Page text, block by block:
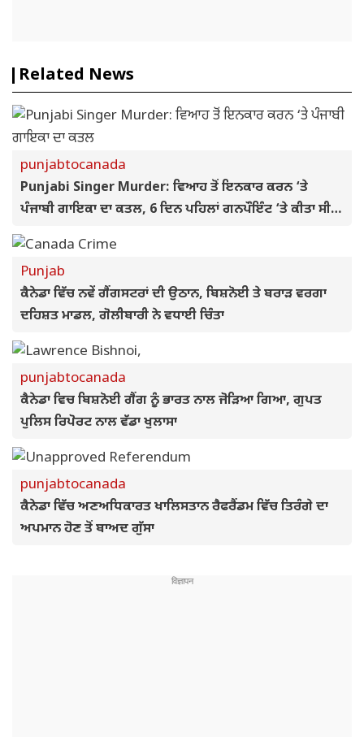
Related News
punjabtocanada
Punjabi Singer Murder: ਵਿਆਹ ਤੋਂ ਇਨਕਾਰ ਕਰਨ ‘ਤੇ
ਪੰਜਾਬੀ ਗਾਇਕਾ ਦਾ ਕਤਲ, 6 ਦਿਨ ਪਹਿਲਾਂ ਗਨਪੌਇੰਟ ‘ਤੇ ਕੀਤਾ ਸੀ
ਕਿਡਨੈਪ; ਨਹਿਰ ‘ਚੋਂ ਮਿਲੀ ਲਾਸ਼
Punjab
ਕੈਨੇਡਾ ਵਿੱਚ ਨਵੇਂ ਗੈਂਗਸਟਰਾਂ ਦੀ ਉਠਾਨ, ਬਿਸ਼ਨੋਈ ਤੇ ਬਰਾੜ ਵਰਗਾ
ਦਹਿਸ਼ਤ ਮਾਡਲ, ਗੋਲੀਬਾਰੀ ਨੇ ਵਧਾਈ ਚਿੰਤਾ
punjabtocanada
ਕੈਨੇਡਾ ਵਿਚ ਬਿਸ਼ਨੋਈ ਗੈਂਗ ਨੂੰ ਭਾਰਤ ਨਾਲ ਜੋੜਿਆ ਗਿਆ, ਗੁਪਤ
ਪੁਲਿਸ ਰਿਪੋਰਟ ਨਾਲ ਵੱਡਾ ਖੁਲਾਸਾ
punjabtocanada
ਕੈਨੇਡਾ ਵਿੱਚ ਅਣਅਧਿਕਾਰਤ ਖਾਲਿਸਤਾਨ ਰੈਫਰੈਂਡਮ ਵਿੱਚ ਤਿਰੰਗੇ ਦਾ
ਅਪਮਾਨ ਹੋਣ ਤੋਂ ਬਾਅਦ ਗੁੱਸਾ